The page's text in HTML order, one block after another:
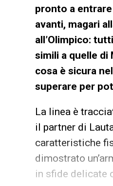
pronto a
avanti, magari
all’Olimpico:
simili a quelle di
cosa è sicura
superare per
La linea è
il partner di
caratteristiche
dimostrato
in sfide delicate